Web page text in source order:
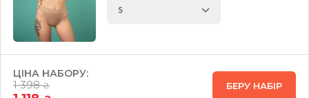
ЦІНА НАБОРУ:
1 398₴ БЕРУ НАБІР